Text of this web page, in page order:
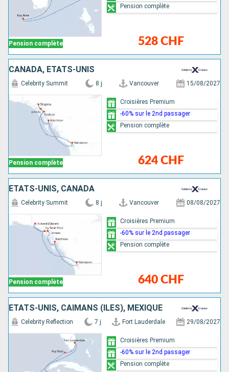
Pension complète 528 CHF
Pension complète
CANADA, ÉTATS-UNIS
Pension complète
Celebrity Summit 8 j Vancouver 15/08/2027
624 CHF
Croisières Premium
-60% sur le 2nd passager
Pension complète
ÉTATS-UNIS, CANADA
Pension complète
Celebrity Summit 8 j Vancouver 08/08/2027
640 CHF
Croisières Premium
-60% sur le 2nd passager
Pension complète
ÉTATS-UNIS, CAÏMANS (ÎLES), MEXIQUE
Celebrity Reflection 7 j Fort Lauderdale 29/08/2027
Croisières Premium
-60% sur le 2nd passager
Pension complète